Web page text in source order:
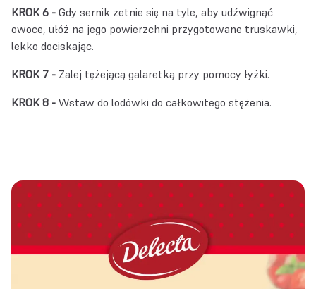
KROK 6 - Gdy sernik zetnie się na tyle, aby udźwignąć
owoce, ułóż na jego powierzchni przygotowane truskawki,
lekko dociskając.
KROK 7 - Zalej tężejącą galaretką przy pomocy łyżki.
KROK 8 - Wstaw do lodówki do całkowitego stężenia.